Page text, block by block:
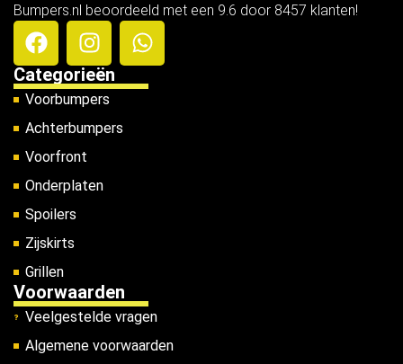
Bumpers.nl beoordeeld met een 9.6 door 8457 klanten!
Categorieën
Voorbumpers
Achterbumpers
Voorfront
Onderplaten
Spoilers
Zijskirts
Grillen
Voorwaarden
Veelgestelde vragen
Algemene voorwaarden